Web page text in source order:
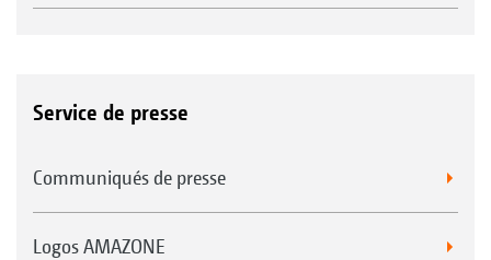
Service de presse
Communiqués de presse
Logos AMAZONE